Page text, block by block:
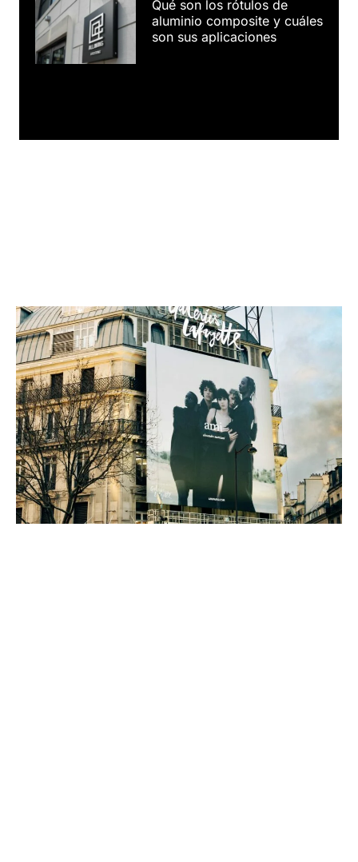
Qué son los rótulos de
aluminio composite y cuáles
son sus aplicaciones